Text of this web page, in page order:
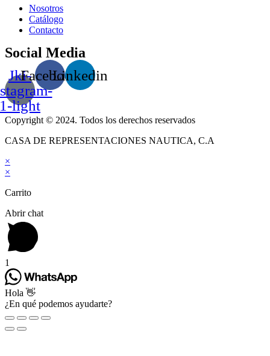
Nosotros
Catálogo
Contacto
Social Media
Jki-
1-light
FacebookLinkedin
Copyright © 2024. Todos los derechos reservados
CASA DE REPRESENTACIONES NAUTICA, C.A
×
×
Carrito
Abrir chat
1
Hola 👋
¿En qué podemos ayudarte?